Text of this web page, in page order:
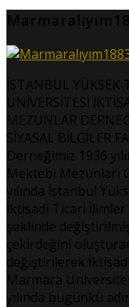
İSTANBUL YÜKSEK
ÜNİVERSİTESİ
MEZUNLAR
SİYASAL BİLGİLER
Derneğimiz 1936
Mektebi Mezunları
yılında İstanbul
İktisadi Ticari
şeklinde
çekirdeğini
değiştirilerek
Marmara
yılında bugünkü